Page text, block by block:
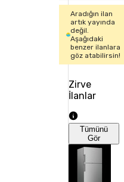
Aradığın ilan
artık yayında
değil.
Aşağıdaki
benzer ilanlara
göz atabilirsin!
Zirve
İlanlar
Tümünü
Gör